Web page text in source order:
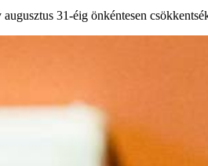
31-éig önkéntesen